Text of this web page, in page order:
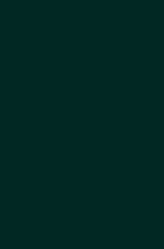
"jaune" et est un nom
le même nom de
à la royauté, la
impériale.
caractères chinois qui
et des systèmes de
il peut aussi avoir
plutôt que comme